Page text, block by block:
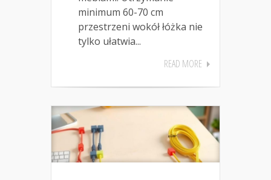
minimum 60-70 cm
przestrzeni wokół łóżka nie
tylko ułatwia...
READ MORE